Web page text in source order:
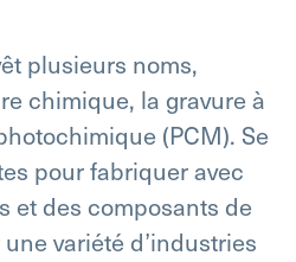
plusieurs noms,
chimique, la gravure à
(PCM). Se
pour fabriquer avec
et des composants de
variété d’industries